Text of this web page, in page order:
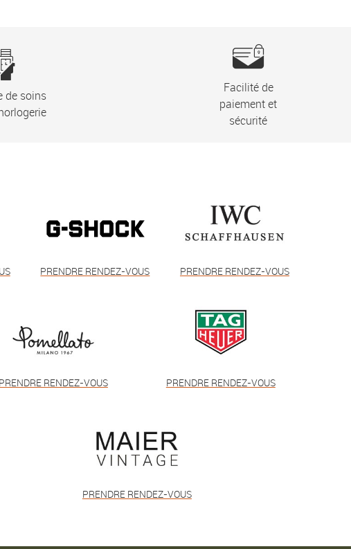
de soins
Facilité de
paiement et
sécurité
PRENDRE RENDEZ-VOUS PRENDRE RENDEZ-VOUS
PRENDRE RENDEZ-VOUS PRENDRE RENDEZ-VOUS
PRENDRE RENDEZ-VOUS